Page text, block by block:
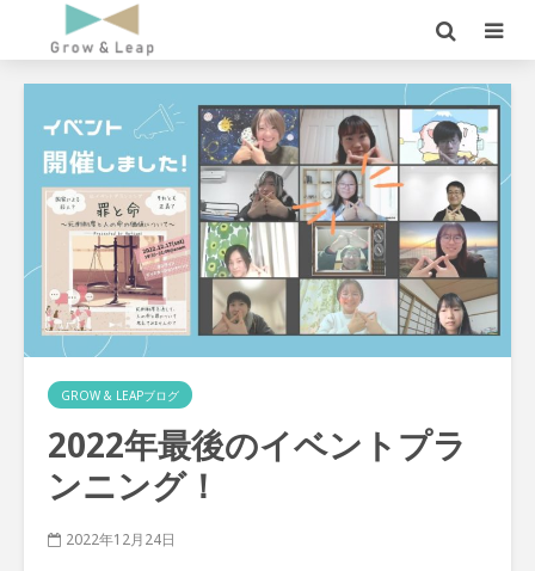
GROW & LEAPブログ
2022年最後のイベントプラ
ンニング！
2022年12月24日